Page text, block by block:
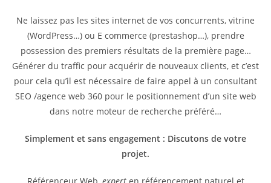
Ne laissez pas les sites internet de vos concurrents, vitrine
(WordPress…) ou E commerce (prestashop…), prendre
possession des premiers résultats de la première page…
Générer du traffic pour acquérir de nouveaux clients, et c’est
pour cela qu’il est nécessaire de faire appel à un consultant
SEO /agence web 360 pour le positionnement d’un site web
dans notre moteur de recherche préféré…
Simplement et sans engagement : Discutons de votre
projet.